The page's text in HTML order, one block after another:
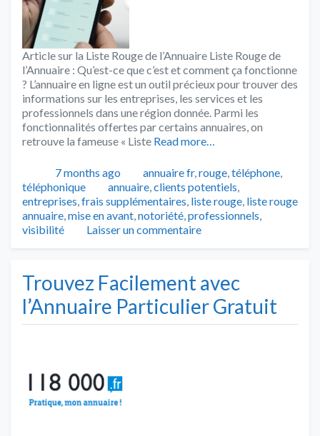
Article sur la Liste Rouge de l’Annuaire Liste Rouge de
l’Annuaire : Qu’est-ce que c’est et comment ça fonctionne
? L’annuaire en ligne est un outil précieux pour trouver des
informations sur les entreprises, les services et les
professionnels dans une région donnée. Parmi les
fonctionnalités offertes par certains annuaires, on
retrouve la fameuse « Liste Read more…
Publié7 months ago Catégories
annuaire fr,rouge,téléphone,
téléphonique
Tags
annuaire,clients potentiels,
entreprises,frais supplémentaires, liste rouge, liste rouge
annuaire,mise en avant,notoriété,professionnels,
visibilité
Laisser un commentaire
Trouvez Facilement avec
l’Annuaire Particulier Gratuit